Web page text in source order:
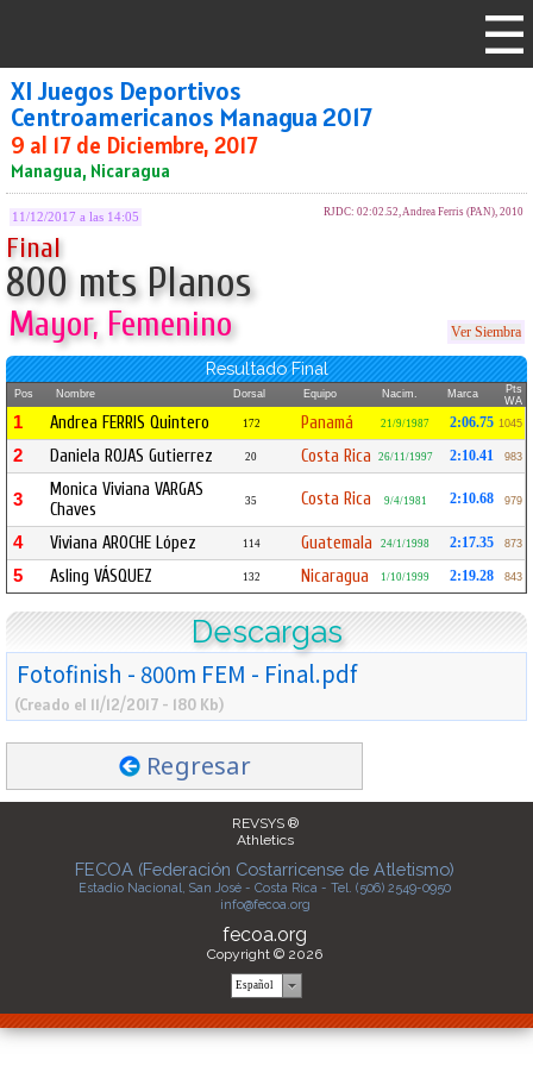
XI Juegos Deportivos
Centroamericanos Managua 2017
9 al 17 de Diciembre, 2017
Managua, Nicaragua
11/12/2017 a las 14:05 RJDC: 02:02.52, Andrea Ferris (PAN), 2010
Final
800 mts Planos
Mayor, Femenino Ver Siembra
Resultado Final
Pos Nombre Dorsal Equipo Nacim. Marca
Pts
WA
1 Andrea FERRIS Quintero 172 Panamá 21/9/1987 2:06.75 1045
2 Daniela ROJAS Gutierrez 20 Costa Rica 26/11/1997 2:10.41 983
3
Monica Viviana VARGAS
Chaves
35 Costa Rica 9/4/1981 2:10.68 979
4 Viviana AROCHE López 114 Guatemala 24/1/1998 2:17.35 873
5 Asling VÁSQUEZ 132 Nicaragua 1/10/1999 2:19.28 843
Descargas
Fotofinish - 800m FEM - Final.pdf
(Creado el 11/12/2017 - 180 Kb)
Regresar
REVSYS ®
Athletics
FECOA (Federación Costarricense de Atletismo)
Estadio Nacional, San José - Costa Rica - Tel. (506) 2549-0950
info@fecoa.org
fecoa.org
Copyright © 2026